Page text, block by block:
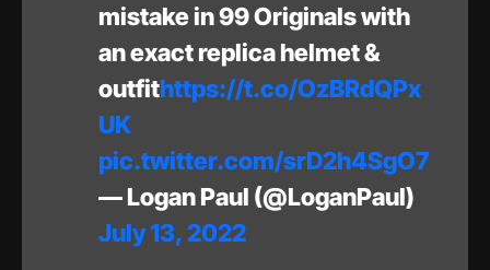
mistake in 99 Originals with
an exact replica helmet &
outfithttps://t.co/OzBRdQPx
UK
pic.twitter.com/srD2h4SgO7
— Logan Paul (@LoganPaul)
July 13, 2022